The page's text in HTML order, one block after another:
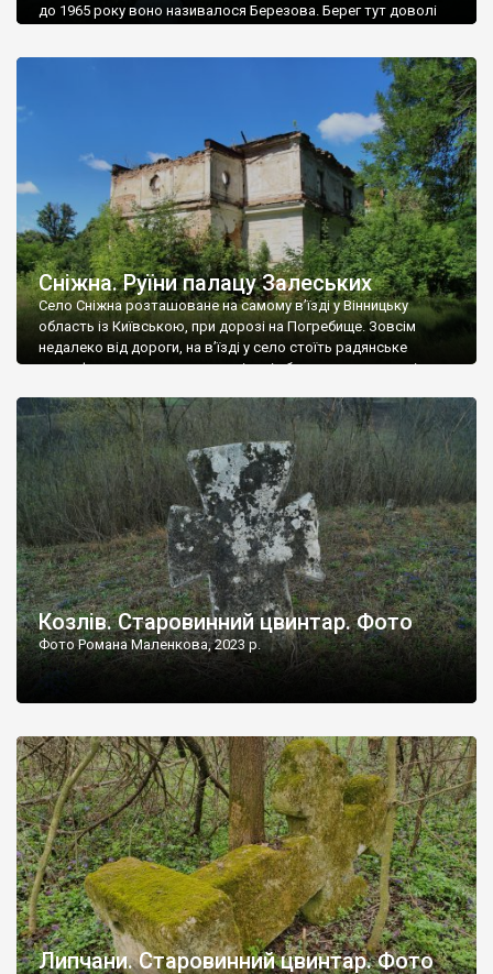
до 1965 року воно називалося Березова. Берег тут доволі
Наддністрянське відрізняється від більшості навколишніх
сіл. У селі є мурована Михайлівська церква. Точної дати […]
Сніжна. Руїни палацу Залеських
Село Сніжна розташоване на самому в’їзді у Вінницьку
область із Київською, при дорозі на Погребище. Зовсім
недалеко від дороги, на в’їзді у село стоїть радянське
рельєфне пано, яке показує жінку і яблуню, а трохи далі, десь
не видно, але видно дві стареньких колії у траві – […]
Козлів. Старовинний цвинтар. Фото
Фото Романа Маленкова, 2023 р.
Липчани. Старовинний цвинтар. Фото